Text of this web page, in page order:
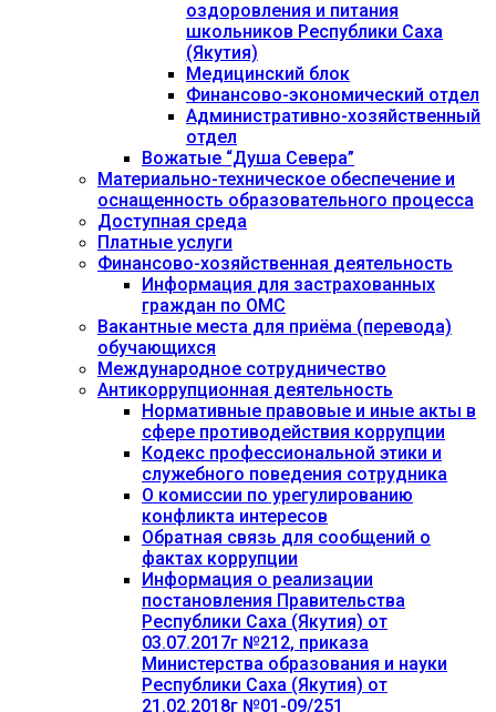
оздоровления и питания
школьников Республики Саха
(Якутия)
Медицинский блок
Финансово-экономический отдел
Административно-хозяйственный
отдел
Вожатые “Душа Севера”
Материально-техническое обеспечение и
оснащенность образовательного процесса
Доступная среда
Платные услуги
Финансово-хозяйственная деятельность
Информация для застрахованных
граждан по ОМС
Вакантные места для приёма (перевода)
обучающихся
Международное сотрудничество
Антикоррупционная деятельность
Нормативные правовые и иные акты в
сфере противодействия коррупции
Кодекс профессиональной этики и
служебного поведения сотрудника
О комиссии по урегулированию
конфликта интересов
Обратная связь для сообщений о
фактах коррупции
Информация о реализации
постановления Правительства
Республики Саха (Якутия) от
03.07.2017г №212, приказа
Министерства образования и науки
Республики Саха (Якутия) от
21.02.2018г №01-09/251